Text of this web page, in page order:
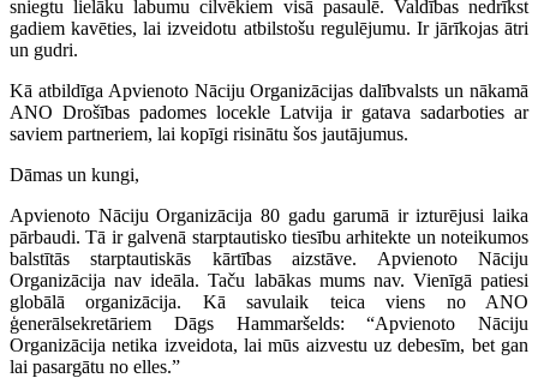
sniegtu lielāku labumu cilvēkiem visā pasaulē. Valdības nedrīkst
gadiem kavēties, lai izveidotu atbilstošu regulējumu. Ir jārīkojas ātri
un gudri.
Kā atbildīga Apvienoto Nāciju Organizācijas dalībvalsts un nākamā
ANO Drošības padomes locekle Latvija ir gatava sadarboties ar
saviem partneriem, lai kopīgi risinātu šos jautājumus.
Dāmas un kungi,
Apvienoto Nāciju Organizācija 80 gadu garumā ir izturējusi laika
pārbaudi. Tā ir galvenā starptautisko tiesību arhitekte un noteikumos
balstītās starptautiskās kārtības aizstāve. Apvienoto Nāciju
Organizācija nav ideāla. Taču labākas mums nav. Vienīgā patiesi
globālā organizācija. Kā savulaik teica viens no ANO
ģenerālsekretāriem Dāgs Hammaršelds: “Apvienoto Nāciju
Organizācija netika izveidota, lai mūs aizvestu uz debesīm, bet gan
lai pasargātu no elles.”